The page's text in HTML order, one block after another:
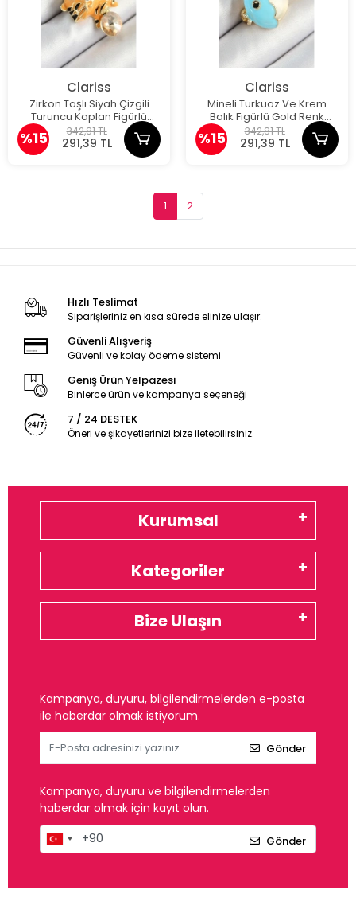
Clariss
Zirkon Taşlı Siyah Çizgili
Turuncu Kaplan Figürlü
Gold Renk Kadın Broş
%15 342,81 TL
291,39 TL
Clariss
Mineli Turkuaz Ve Krem
Balık Figürlü Gold Renk
Kadın Broş
%15 342,81 TL
291,39 TL
1 2
Hızlı Teslimat
Siparişleriniz en kısa sürede elinize ulaşır.
Güvenli Alışveriş
Güvenli ve kolay ödeme sistemi
Geniş Ürün Yelpazesi
Binlerce ürün ve kampanya seçeneği
7 / 24 DESTEK
Öneri ve şikayetlerinizi bize iletebilirsiniz.
Kurumsal
Kategoriler
Bize Ulaşın
Kampanya, duyuru, bilgilendirmelerden e-posta
ile haberdar olmak istiyorum.
Gönder
Kampanya, duyuru ve bilgilendirmelerden
haberdar olmak için kayıt olun.
Gönder